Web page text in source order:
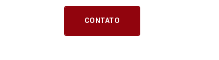
CONTATO